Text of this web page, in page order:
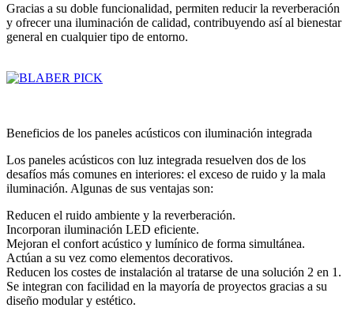
Gracias a su doble funcionalidad, permiten reducir la reverberación
y ofrecer una iluminación de calidad, contribuyendo así al bienestar
general en cualquier tipo de entorno.
Beneficios de los paneles acústicos con iluminación integrada
Los paneles acústicos con luz integrada resuelven dos de los
desafíos más comunes en interiores: el exceso de ruido y la mala
iluminación. Algunas de sus ventajas son:
Reducen el ruido ambiente y la reverberación.
Incorporan iluminación LED eficiente.
Mejoran el confort acústico y lumínico de forma simultánea.
Actúan a su vez como elementos decorativos.
Reducen los costes de instalación al tratarse de una solución 2 en 1.
Se integran con facilidad en la mayoría de proyectos gracias a su
diseño modular y estético.